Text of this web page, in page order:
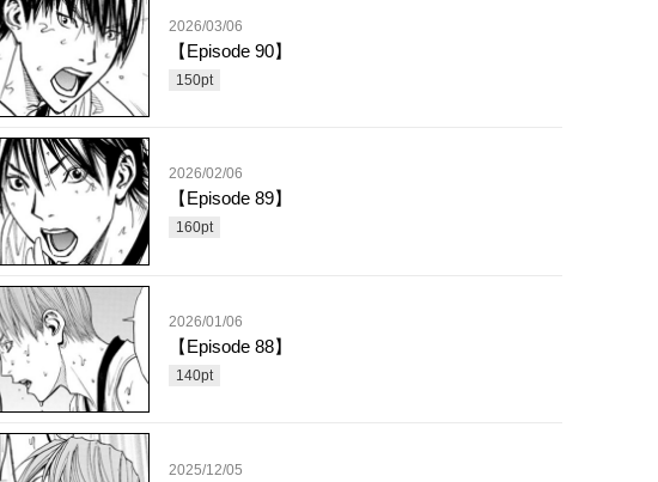
2026/03/06
【Episode 90】
150pt
2026/02/06
【Episode 89】
160pt
2026/01/06
【Episode 88】
140pt
2025/12/05